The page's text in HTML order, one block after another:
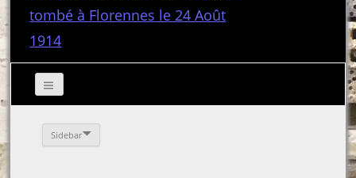
tombé à Florennes le 24 Août
1914
Sidebar